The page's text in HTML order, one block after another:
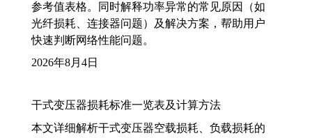
参考值表格。同时解释功率异常的常见原因（如
光纤损耗、连接器问题）及解决方案，帮助用户
快速判断网络性能问题。
2026年8月4日
干式变压器损耗标准一览表及计算方法
本文详细解析干式变压器空载损耗、负载损耗的